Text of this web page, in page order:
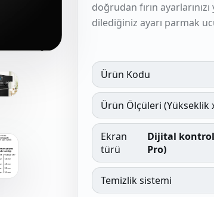
doğrudan fırın
dilediğiniz ayarı parmak
Ürün Kodu
Ürün Ölçüleri (Yükseklik
Ekran
türü
Dijital kontrol
Pro)
Temizlik sistemi